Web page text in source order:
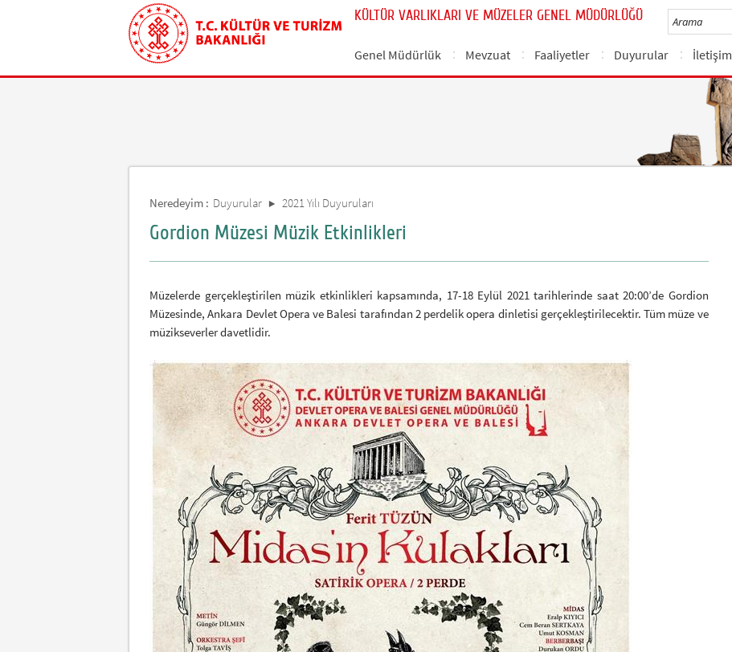
KÜLTÜR VARLIKLARI VE MÜZELER GENEL MÜDÜRLÜĞÜ
Genel Müdürlük Mevzuat Faaliyetler Duyurular İletişim
Neredeyim : Duyurular 2021 Yılı Duyuruları
Gordion Müzesi Müzik Etkinlikleri
Müzelerde gerçekleştirilen müzik etkinlikleri kapsamında, 17-18 Eylül 2021 tarihlerinde saat 20:00’de Gordion
Müzesinde, Ankara Devlet Opera ve Balesi tarafından 2 perdelik opera dinletisi gerçekleştirilecektir. Tüm müze ve
müzikseverler davetlidir.